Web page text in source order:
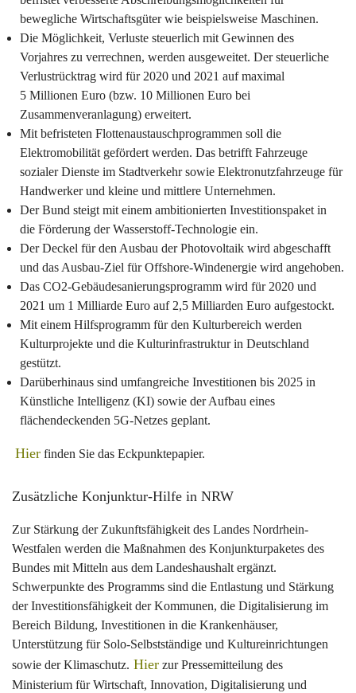
bewegliche Wirtschaftsgüter wie beispielsweise Maschinen.
Die Möglichkeit, Verluste steuerlich mit Gewinnen des
Vorjahres zu verrechnen, werden ausgeweitet. Der steuerliche
Verlustrücktrag wird für 2020 und 2021 auf maximal
5 Millionen Euro (bzw. 10 Millionen Euro bei
Zusammenveranlagung) erweitert.
Mit befristeten Flottenaustauschprogrammen soll die
Elektromobilität gefördert werden. Das betrifft Fahrzeuge
sozialer Dienste im Stadtverkehr sowie Elektronutzfahrzeuge für
Handwerker und kleine und mittlere Unternehmen.
Der Bund steigt mit einem ambitionierten Investitionspaket in
die Förderung der Wasserstoff-Technologie ein.
Der Deckel für den Ausbau der Photovoltaik wird abgeschafft
und das Ausbau-Ziel für Offshore-Windenergie wird angehoben.
Das CO2-Gebäudesanierungsprogramm wird für 2020 und
2021 um 1 Milliarde Euro auf 2,5 Milliarden Euro aufgestockt.
Mit einem Hilfsprogramm für den Kulturbereich werden
Kulturprojekte und die Kulturinfrastruktur in Deutschland
gestützt.
Darüberhinaus sind umfangreiche Investitionen bis 2025 in
Künstliche Intelligenz (KI) sowie der Aufbau eines
flächendeckenden 5G-Netzes geplant.
Hier finden Sie das Eckpunktepapier.
Zusätzliche Konjunktur-Hilfe in NRW‍
Zur Stärkung der Zukunftsfähigkeit des Landes Nordrhein-
Westfalen werden die Maßnahmen des Konjunkturpaketes des
Bundes mit Mitteln aus dem Landeshaushalt ergänzt.
Schwerpunkte des Programms sind die Entlastung und Stärkung
der Investitionsfähigkeit der Kommunen, die Digitalisierung im
Bereich Bildung, Investitionen in die Krankenhäuser,
Unterstützung für Solo-Selbstständige und Kultureinrichtungen
sowie der Klimaschutz. Hier zur Pressemitteilung des
Ministerium für Wirtschaft, Innovation, Digitalisierung und